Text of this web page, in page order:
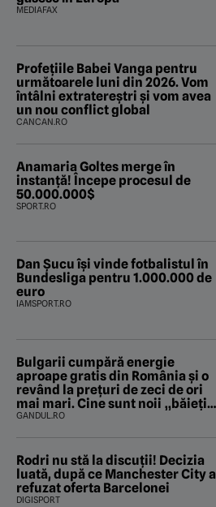
MEDIAFAX
Profețiile Babei Vanga pentru
următoarele luni din 2026. Vom
întâlni extratereștri și vom avea
un nou conflict global
CANCAN.RO
Anamaria Goltes merge în
instanță! Începe procesul de
50.000.000$
SPORT.RO
Dan Șucu își vinde fotbalistul în
Bundesliga pentru 1.000.000 de
euro
IAMSPORT.RO
Bulgarii cumpără energie
aproape gratis din România și o
revând la prețuri de zeci de ori
mai mari. Cine sunt noii „băieți
deștepți” din energie de la sud de
GANDUL.RO
Rodri nu stă la discuții! Decizia
luată, după ce Manchester City a
refuzat oferta Barcelonei
DIGISPORT